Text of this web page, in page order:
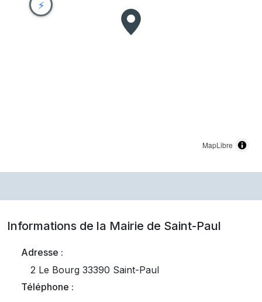
⚡
MapLibre
Informations de la Mairie de Saint-Paul
Adresse :
2 Le Bourg 33390 Saint-Paul
Téléphone :